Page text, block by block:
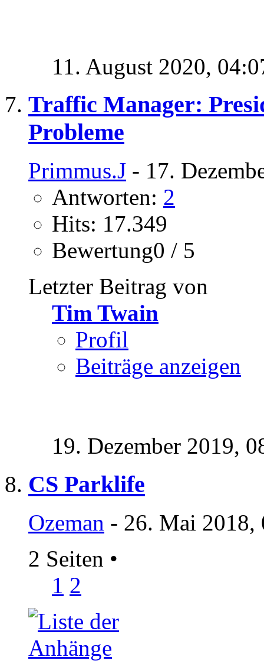
11. August 2020,
Traffic Manager:
Probleme
Primmus.J - 17.
Antworten: 2
Hits: 17.349
Bewertung0 / 5
Letzter Beitrag von
Tim Twain
Profil
Beiträge anzeigen
19. Dezember 2019,
CS Parklife
Ozeman - 26. Mai 2018,
2 Seiten •
1 2